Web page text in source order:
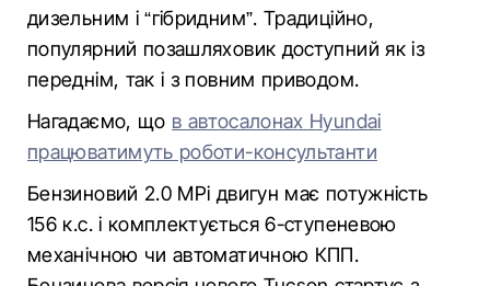
дизельним і “гібридним”. Традиційно,
популярний позашляховик доступний як із
переднім, так і з повним приводом.
Нагадаємо, що в автосалонах Hyundai
працюватимуть роботи-консультанти
Бензиновий 2.0 MPi двигун має потужність
156 к.с. і комплектується 6-ступеневою
механічною чи автоматичною КПП.